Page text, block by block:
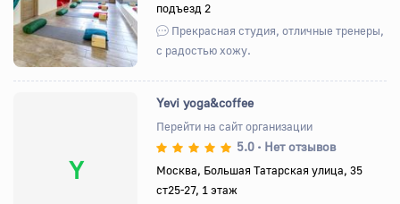
подъезд 2
Прекрасная студия, отличные тренеры,
с радостью хожу.
Y
Yevi yoga&coffee
Перейти на сайт организации
5.0 • Нет отзывов
Москва, Большая Татарская улица, 35
ст25-27, 1 этаж